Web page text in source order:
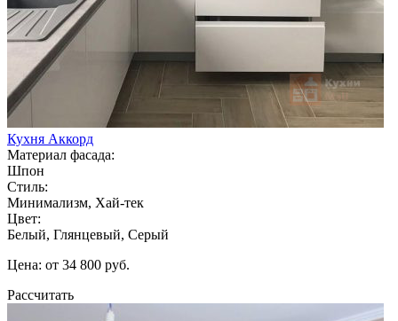
Кухня Аккорд
Материал фасада:
Шпон
Стиль:
Минимализм, Хай-тек
Цвет:
Белый, Глянцевый, Серый
Цена: от 34 800 руб.
Рассчитать